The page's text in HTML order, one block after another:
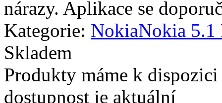
nárazy. Aplikace se
Kategorie: NokiaNokia 5.1
Skladem
Produkty máme k
dostupnost je aktuální